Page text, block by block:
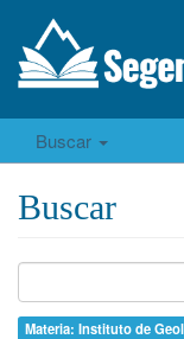
Buscar
Buscar
Materia: Instituto de